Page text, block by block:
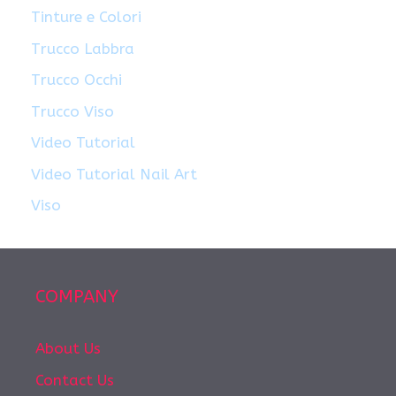
Tinture e Colori
Trucco Labbra
Trucco Occhi
Trucco Viso
Video Tutorial
Video Tutorial Nail Art
Viso
COMPANY
About Us
Contact Us